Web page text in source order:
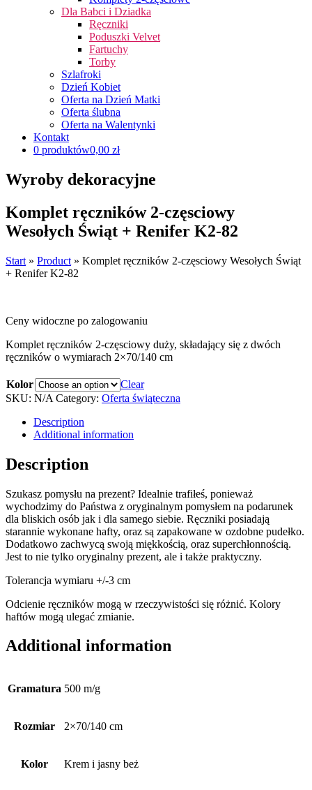
Dla Babci i Dziadka
Ręczniki
Poduszki Velvet
Fartuchy
Torby
Szlafroki
Dzień Kobiet
Oferta na Dzień Matki
Oferta ślubna
Oferta na Walentynki
Kontakt
0 produktów0,00 zł
Wyroby dekoracyjne
Komplet ręczników 2-częsciowy
Wesołych Świąt + Renifer K2-82
Start » Product » Komplet ręczników 2-częsciowy Wesołych Świąt
+ Renifer K2-82
Ceny widoczne po zalogowaniu
Komplet ręczników 2-częsciowy duży, składający się z dwóch
ręczników o wymiarach 2×70/140 cm
Kolor
Clear
SKU: N/A Category: Oferta świąteczna
Description
Additional information
Description
Szukasz pomysłu na prezent? Idealnie trafiłeś, ponieważ
wychodzimy do Państwa z oryginalnym pomysłem na podarunek
dla bliskich osób jak i dla samego siebie. Ręczniki posiadają
starannie wykonane hafty, oraz są zapakowane w ozdobne pudełko.
Dodatkowo zachwycą swoją miękkością, oraz superchłonnością.
Jest to nie tylko oryginalny prezent, ale i także praktyczny.
Tolerancja wymiaru +/-3 cm
Odcienie ręczników mogą w rzeczywistości się różnić. Kolory
haftów mogą ulegać zmianie.
Additional information
Gramatura 500 m/g
Rozmiar 2×70/140 cm
Kolor Krem i jasny beż